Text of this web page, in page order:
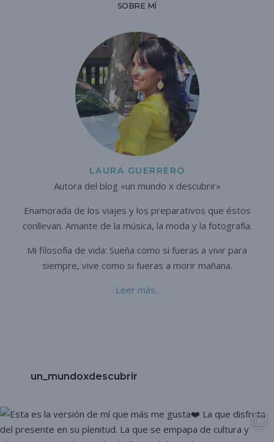
SOBRE MÍ
LAURA GUERRERO
Autora del blog «un mundo x descubrir»
Enamorada de los viajes y los preparativos que éstos
conllevan. Amante de la música, la moda y la fotografía.
Mi filosofía de vida: Sueña como si fueras a vivir para
siempre, vive como si fueras a morir mañana.
Leer más..
un_mundoxdescubrir